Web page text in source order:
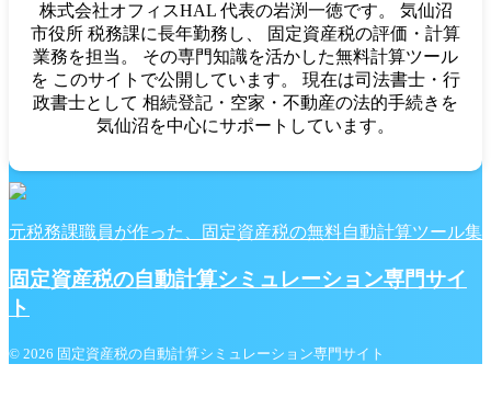
株式会社オフィスHAL 代表の岩渕一徳です。 気仙沼
市役所 税務課に長年勤務し、 固定資産税の評価・計算
業務を担当。 その専門知識を活かした無料計算ツール
を このサイトで公開しています。 現在は司法書士・行
政書士として 相続登記・空家・不動産の法的手続きを
気仙沼を中心にサポートしています。
元税務課職員が作った、固定資産税の無料自動計算ツール集
固定資産税の自動計算シミュレーション専門サイ
ト
© 2026 固定資産税の自動計算シミュレーション専門サイト